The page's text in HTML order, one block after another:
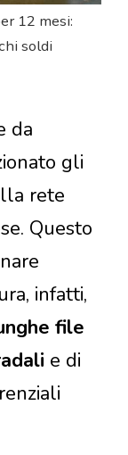
12 mesi:
soldi
da
gli
rete
Questo
infatti,
file
e di